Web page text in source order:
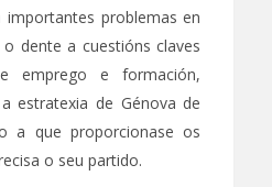
importantes problemas en
dente a cuestións claves
emprego e formación,
estratexia de Génova de
a que proporcionase os
o seu partido.